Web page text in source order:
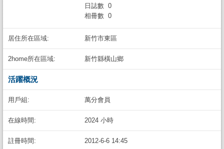
日誌數 0
相冊數 0
居住所在區域: 新竹市東區
2home所在區域: 新竹縣橫山鄉
活躍概況
用戶組: 萬分會員
在線時間: 2024 小時
註冊時間: 2012-6-6 14:45